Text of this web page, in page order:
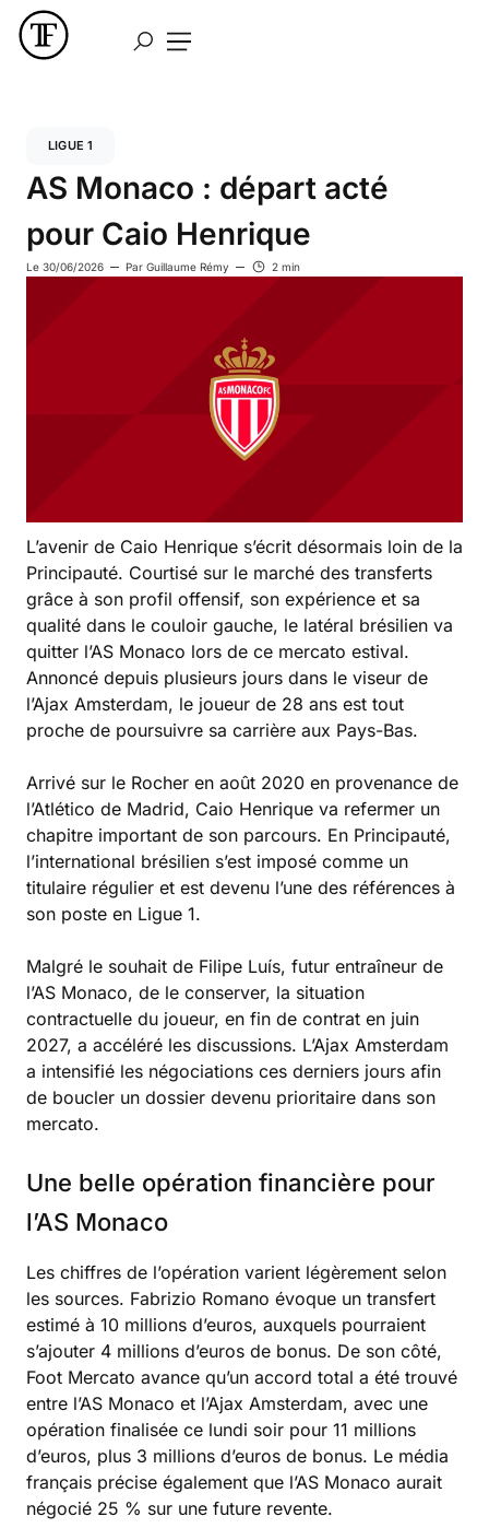
LIGUE 1
AS Monaco : départ acté
pour Caio Henrique
Le 30/06/2026 Par Guillaume Rémy 2 min
L’avenir de Caio Henrique s’écrit désormais loin de la
Principauté. Courtisé sur le marché des transferts
grâce à son profil offensif, son expérience et sa
qualité dans le couloir gauche, le latéral brésilien va
quitter l’AS Monaco lors de ce mercato estival.
Annoncé depuis plusieurs jours dans le viseur de
l’Ajax Amsterdam, le joueur de 28 ans est tout
proche de poursuivre sa carrière aux Pays-Bas.
Arrivé sur le Rocher en août 2020 en provenance de
l’Atlético de Madrid, Caio Henrique va refermer un
chapitre important de son parcours. En Principauté,
l’international brésilien s’est imposé comme un
titulaire régulier et est devenu l’une des références à
son poste en Ligue 1.
Malgré le souhait de Filipe Luís, futur entraîneur de
l’AS Monaco, de le conserver, la situation
contractuelle du joueur, en fin de contrat en juin
2027, a accéléré les discussions. L’Ajax Amsterdam
a intensifié les négociations ces derniers jours afin
de boucler un dossier devenu prioritaire dans son
mercato.
Une belle opération financière pour
l’AS Monaco
Les chiffres de l’opération varient légèrement selon
les sources. Fabrizio Romano évoque un transfert
estimé à 10 millions d’euros, auxquels pourraient
s’ajouter 4 millions d’euros de bonus. De son côté,
Foot Mercato avance qu’un accord total a été trouvé
entre l’AS Monaco et l’Ajax Amsterdam, avec une
opération finalisée ce lundi soir pour 11 millions
d’euros, plus 3 millions d’euros de bonus. Le média
français précise également que l’AS Monaco aurait
négocié 25 % sur une future revente.